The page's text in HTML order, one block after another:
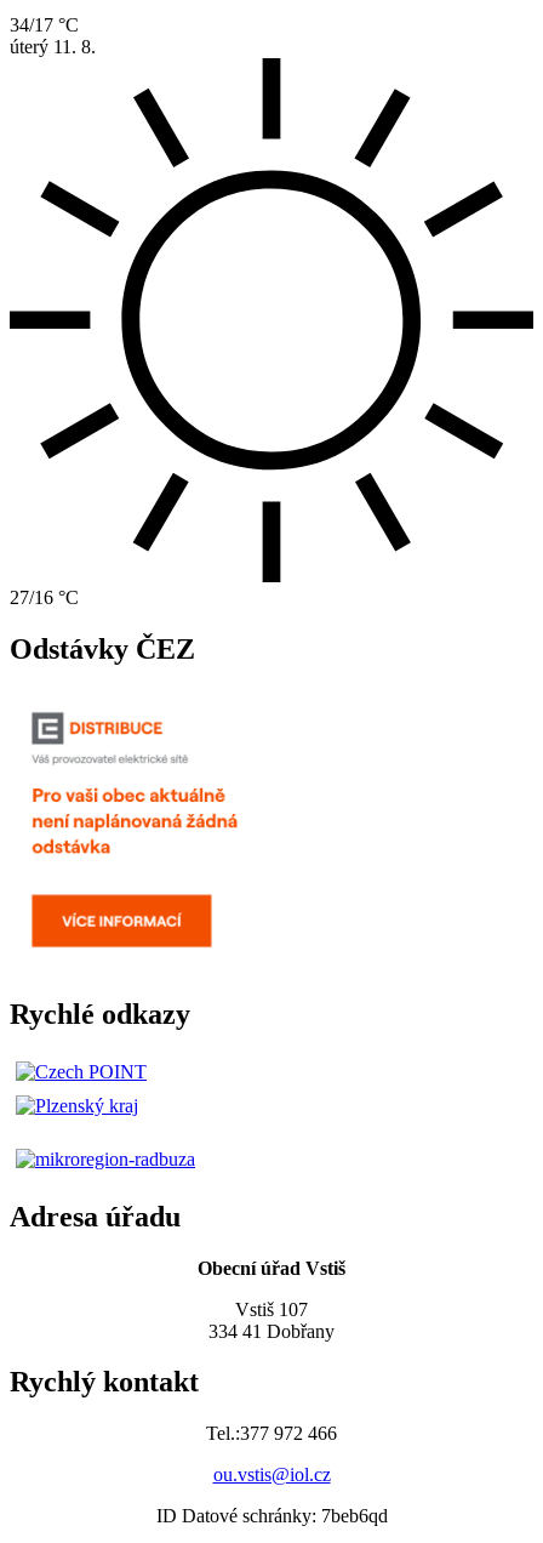
34/17 °C
úterý 11. 8.
27/16 °C
Odstávky ČEZ
Rychlé odkazy
Adresa úřadu
Obecní úřad Vstiš
Vstiš 107
334 41 Dobřany
Rychlý kontakt
Tel.:377 972 466
ou.vstis@iol.cz
ID Datové schránky: 7beb6qd